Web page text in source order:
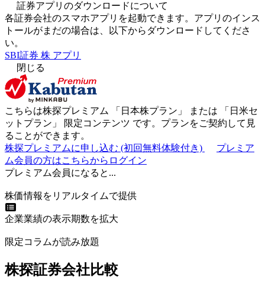
証券アプリのダウンロードについて
各証券会社のスマホアプリを起動できます。アプリのインス
トールがまだの場合は、以下からダウンロードしてくださ
い。
SBI証券 株 アプリ
閉じる
こちらは株探プレミアム 「 日本株プラン 」 または 「 日米セ
ットプラン 」 限定コンテンツ です。プランをご契約して見
ることができます。
株探プレミアムに申し込む (初回無料体験付き)
プレミア
ム会員の方はこちらからログイン
プレミアム会員になると...
株価情報をリアルタイムで提供
企業業績の表示期数を拡大
限定コラムが読み放題
株探証券会社比較